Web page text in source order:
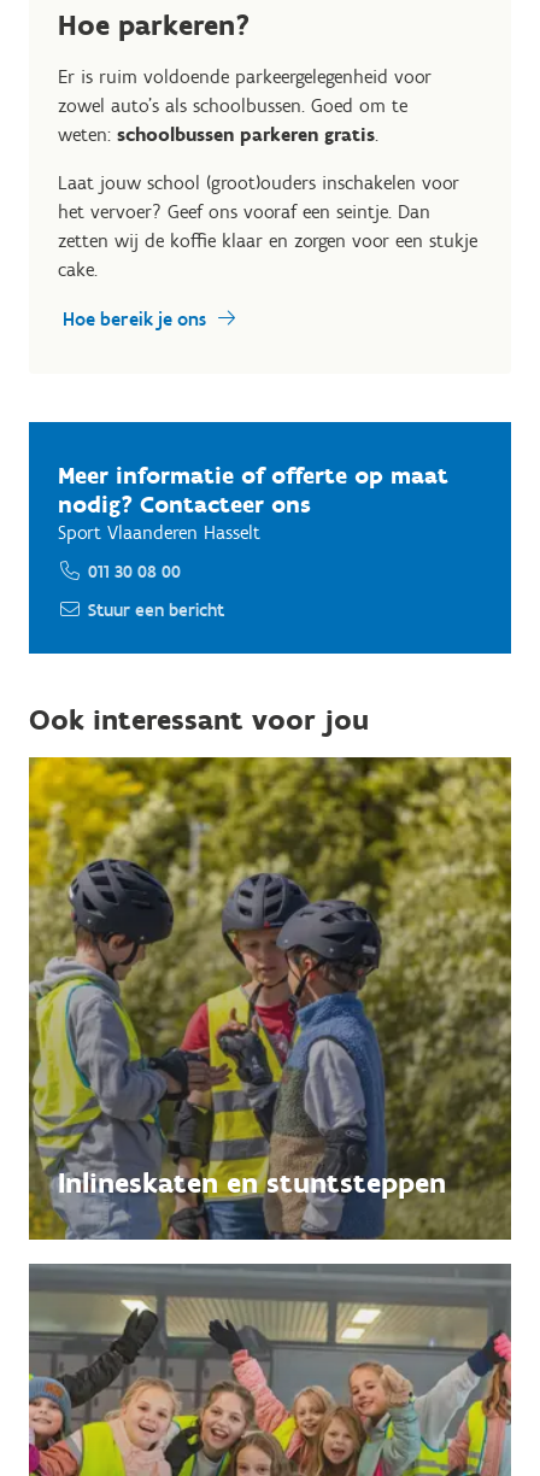
Hoe parkeren?
Er is ruim voldoende parkeergelegenheid voor
zowel auto’s als schoolbussen. Goed om te
weten: schoolbussen parkeren gratis.
Laat jouw school (groot)ouders inschakelen voor
het vervoer? Geef ons vooraf een seintje. Dan
zetten wij de koffie klaar en zorgen voor een stukje
cake.
Hoe bereik je ons
Meer informatie of offerte op maat
nodig? Contacteer ons
Sport Vlaanderen Hasselt
011 30 08 00
Stuur een bericht
Ook interessant voor jou
Inlineskaten en stuntsteppen